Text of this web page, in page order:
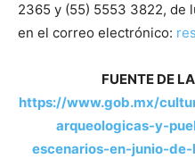
2365 y (55) 5553 3822, de
en el correo electrónico:
FUENTE DE
https://www.gob.mx/
arqueologicas-y-
escenarios-en-junio-